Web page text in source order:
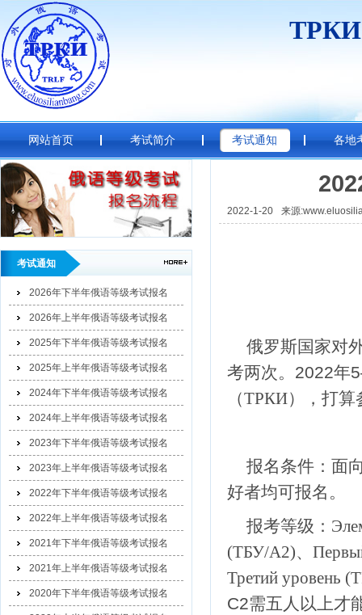
网站首页 考试简介 考试通知 各地
考试通知
2026年下半年俄语等级考试报名
2026年上半年俄语等级考试报名
2025年下半年俄语等级考试报名
2025年上半年俄语等级考试报名
2024年下半年俄语等级考试报名
2024年上半年俄语等级考试报名
2023年下半年俄语等级考试报名
2023年上半年俄语等级考试报名
2022年下半年俄语等级考试报名
2022年上半年俄语等级考试报名
2021年下半年俄语等级考试报名
2021年上半年俄语等级考试报名
2020年下半年俄语等级考试报名
2022-1-20 来源
俄罗斯国家对
考两次。2022年
（ТРКИ）
，打
报名条件：面
好者均可报名。
报考等级：
(ТБУ/A2)、
Третий уровень
С2需五人以上才